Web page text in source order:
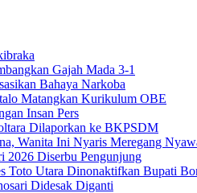
Gajah Mada 3-1
Bahaya Narkoba
Matangkan Kurikulum OBE
Insan Pers
Dilaporkan ke BKPSDM
Wanita Ini Nyaris Meregang
2026 Diserbu Pengunjung
Toto Utara Dinonaktifkan Bupati
Didesak Diganti